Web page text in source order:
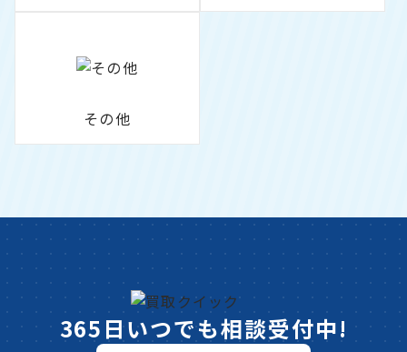
その他
365日いつでも相談受付中!